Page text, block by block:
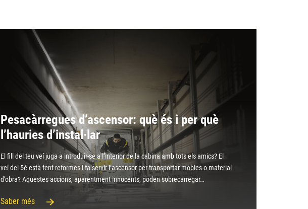
Pesacàrregues d’ascensor: què és i per què
l’hauries d’instal·lar
El fill del teu veí juga a introduir-se a l’interior de la cabina amb tots els amics? El
veí del 5è està fent reformes i fa servir l’ascensor per transportar mobles o material
d’obra? Aquestes accions, aparentment innocents, poden sobrecarregar…
Saber més